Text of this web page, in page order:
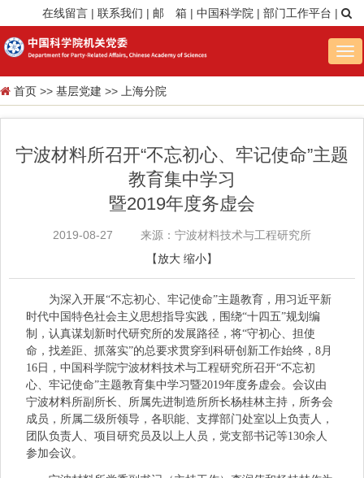
在线留言 | 联系我们 | 邮 箱 | 中国科学院 | 部门工作平台 |
首页 >> 基层党建 >> 上海分院
宁波材料所召开“不忘初心、牢记使命”主题
教育集中学习
暨2019年度务虚会
2019-08-27
来源：宁波材料技术与工程研究所
【放大 缩小】
为深入开展“不忘初心、牢记使命”主题教育，用习近平新
时代中国特色社会主义思想指导实践，围绕“十四五”规划编
制，认真谋划新时代研究所的发展路径，将“守初心、担使
命，找差距、抓落实”的总要求贯穿到科研创新工作始终，8月
16日，中国科学院宁波材料技术与工程研究所召开“不忘初
心、牢记使命”主题教育集中学习暨2019年度务虚会。会议由
宁波材料所副所长、所属先进制造所所长杨桂林主持，所务会
成员，所属二级所领导，各职能、支撑部门处室以上负责人，
团队负责人、项目研究员及以上人员，党支部书记等130余人
参加会议。